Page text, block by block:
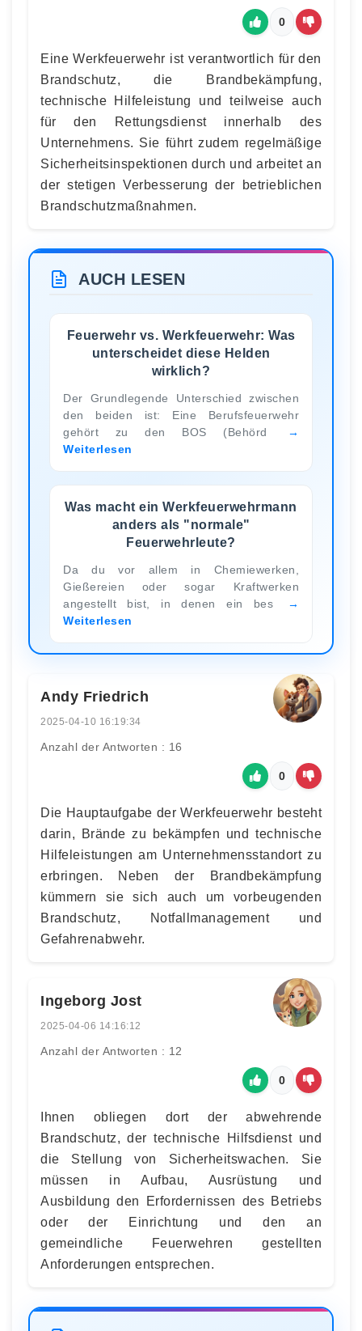
0
Eine Werkfeuerwehr ist verantwortlich für den
Brandschutz, die Brandbekämpfung,
technische Hilfeleistung und teilweise auch
für den Rettungsdienst innerhalb des
Unternehmens. Sie führt zudem regelmäßige
Sicherheitsinspektionen durch und arbeitet an
der stetigen Verbesserung der betrieblichen
Brandschutzmaßnahmen.
AUCH LESEN
Feuerwehr vs. Werkfeuerwehr: Was
unterscheidet diese Helden
wirklich?
Der Grundlegende Unterschied zwischen
den beiden ist: Eine Berufsfeuerwehr
gehört zu den BOS (Behörd
Weiterlesen
Was macht ein Werkfeuerwehrmann
anders als "normale"
Feuerwehrleute?
Da du vor allem in Chemiewerken,
Gießereien oder sogar Kraftwerken
angestellt bist, in denen ein bes
Weiterlesen
Andy Friedrich
2025-04-10 16:19:34
Anzahl der Antworten : 16
0
Die Hauptaufgabe der Werkfeuerwehr besteht
darin, Brände zu bekämpfen und technische
Hilfeleistungen am Unternehmensstandort zu
erbringen. Neben der Brandbekämpfung
kümmern sie sich auch um vorbeugenden
Brandschutz, Notfallmanagement und
Gefahrenabwehr.
Ingeborg Jost
2025-04-06 14:16:12
Anzahl der Antworten : 12
0
Ihnen obliegen dort der abwehrende
Brandschutz, der technische Hilfsdienst und
die Stellung von Sicherheitswachen. Sie
müssen in Aufbau, Ausrüstung und
Ausbildung den Erfordernissen des Betriebs
oder der Einrichtung und den an
gemeindliche Feuerwehren gestellten
Anforderungen entsprechen.